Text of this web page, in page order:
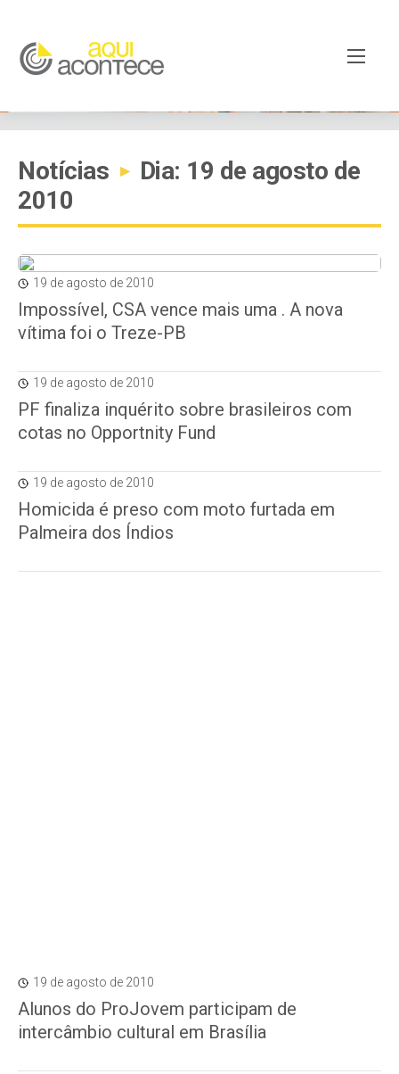
Notícias ▸
Dia: 19 de agosto de
2010
19 de agosto de 2010
Impossível, CSA vence mais uma . A nova
vítima foi o Treze-PB
19 de agosto de 2010
PF finaliza inquérito sobre brasileiros com
cotas no Opportnity Fund
19 de agosto de 2010
Homicida é preso com moto furtada em
Palmeira dos Índios
19 de agosto de 2010
Alunos do ProJovem participam de
intercâmbio cultural em Brasília